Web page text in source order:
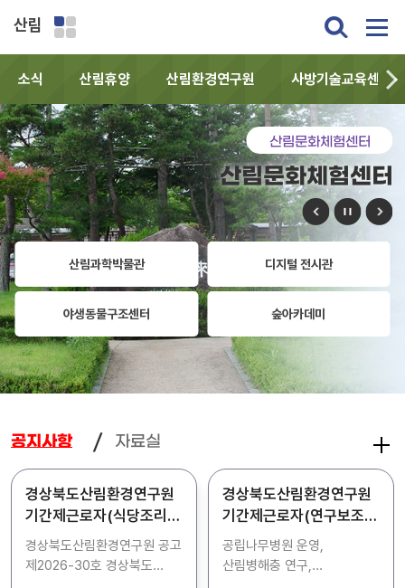
산림
소식 산림휴양 산림환경연구원 사방기술교육센터
산림문화체험센터
산림문화체험센터
산림과학박물관 디지털 전시관
야생동물구조센터 숲아카데미
공지사항
경상북도산림환경연구원
기간제근로자(식당조리)
채용 공고
경상북도산림환경연구원 공고
제2026-30호 경상북도
경상북도산림환경연구원
기간제근로자(연구보조)
채용 공고
공립나무병원 운영,
산림병해충 연구,
자료실